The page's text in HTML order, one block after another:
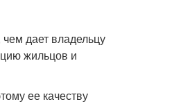
дает владельцу
жильцов и
ее качеству